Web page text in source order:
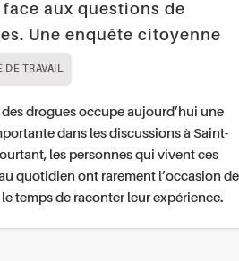
face aux questions de
Une enquête citoyenne
DE TRAVAIL
des drogues occupe aujourd’hui une
dans les discussions à Saint-
les personnes qui vivent ces
quotidien ont rarement l’occasion de
temps de raconter leur expérience.